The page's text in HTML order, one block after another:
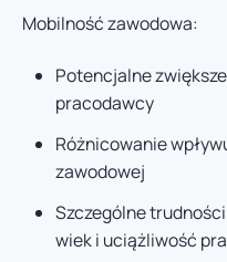
Mobilność zawodowa:
Potencjalne
pracodawcy
Różnicowanie
zawodowej
Szczególne
wiek i uciążliwość